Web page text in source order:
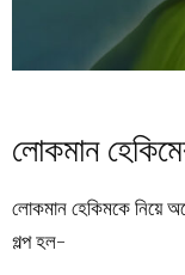
লোকমান
লোকমান হেকিমকে নিয়ে
গল্প হল-